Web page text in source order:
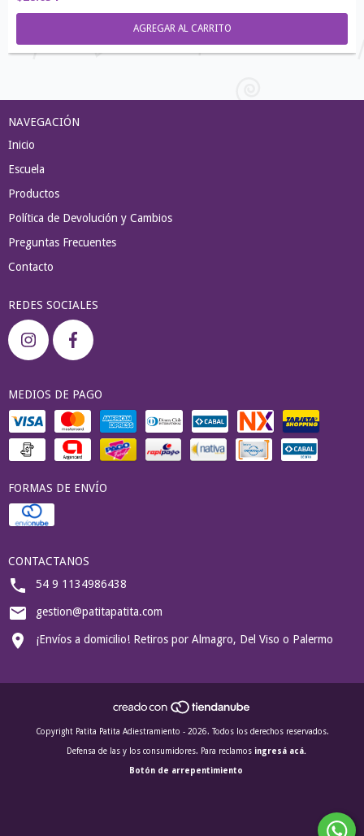
AGREGAR AL CARRITO
NAVEGACIÓN
Inicio
Escuela
Productos
Política de Devolución y Cambios
Preguntas Frecuentes
Contacto
REDES SOCIALES
MEDIOS DE PAGO
FORMAS DE ENVÍO
CONTACTANOS
54 9 1134986438
gestion@patitapatita.com
¡Envíos a domicilio! Retiros por Almagro, Del Viso o Palermo
Copyright Patita Patita Adiestramiento - 2026. Todos los derechos reservados.
Defensa de las y los consumidores. Para reclamos ingresá acá.
Botón de arrepentimiento